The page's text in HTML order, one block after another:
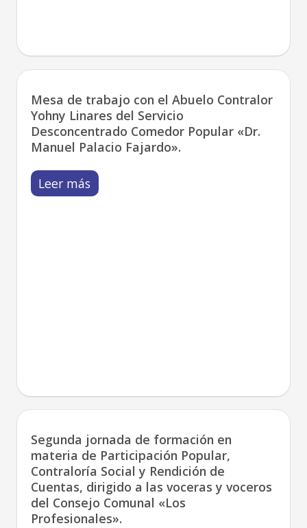
Mesa de trabajo con el Abuelo Contralor
Yohny Linares del Servicio
Desconcentrado Comedor Popular «Dr.
Manuel Palacio Fajardo».
Leer más
Segunda jornada de formación en
materia de Participación Popular,
Contraloría Social y Rendición de
Cuentas, dirigido a las voceras y voceros
del Consejo Comunal «Los
Profesionales».